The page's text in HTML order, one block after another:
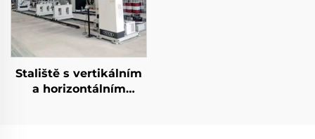
Staliště s vertikálním
a horizontálním